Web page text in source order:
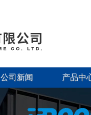
公司新闻 产品中